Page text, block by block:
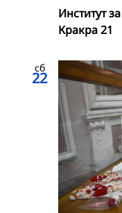
Институт
Кракра 21
сб
22